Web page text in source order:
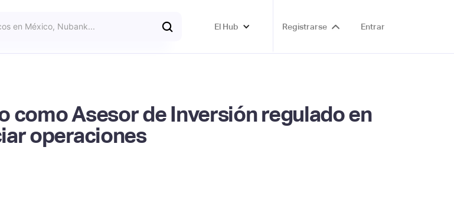
El Hub Registrarse Entrar
como Asesor de Inversión regulado en
operaciones